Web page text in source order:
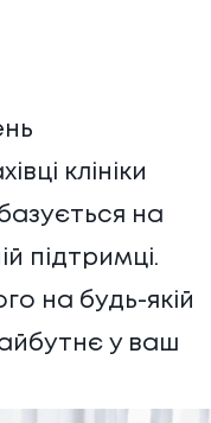
клініки
на
підтримці.
на будь-якій
у ваш